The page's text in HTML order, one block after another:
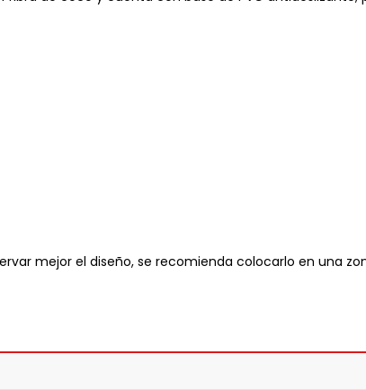
mejor el diseño, se recomienda colocarlo en una